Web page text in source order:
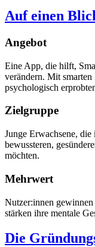
Auf einen
Angebot
Eine App, die hilft,
verändern. Mit
psychologisch
Zielgruppe
Junge Erwachsene,
bewussteren,
möchten.
Mehrwert
Nutzer:innen
stärken ihre mentale
Die